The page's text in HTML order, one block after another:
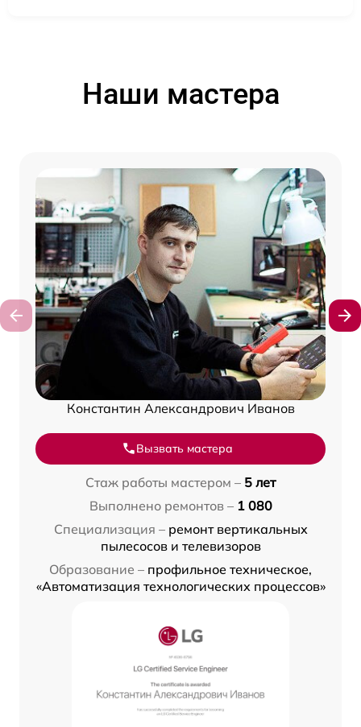
Наши мастера
Константин Александрович Иванов
Вызвать мастера
Стаж работы мастером – 5 лет
Выполнено ремонтов – 1 080
Специализация – ремонт вертикальных
пылесосов и телевизоров
Образование – профильное техническое,
«Автоматизация технологических процессов»